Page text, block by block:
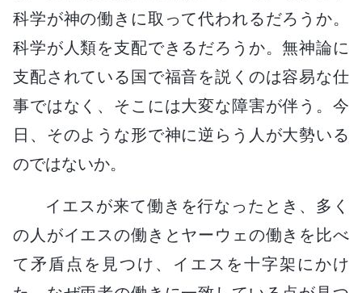
科学が神の働きに取って代われるだろうか。
科学が人類を支配できるだろうか。無神論に
支配されている国で福音を説くのは容易な仕
事ではなく、そこには大変な障害が伴う。今
日、そのような形で神に逆らう人が大勢いる
のではないか。
イエスが来て働きを行なったとき、多く
の人がイエスの働きとヤーウェの働きを比べ
て矛盾点を見つけ、イエスを十字架にかけ